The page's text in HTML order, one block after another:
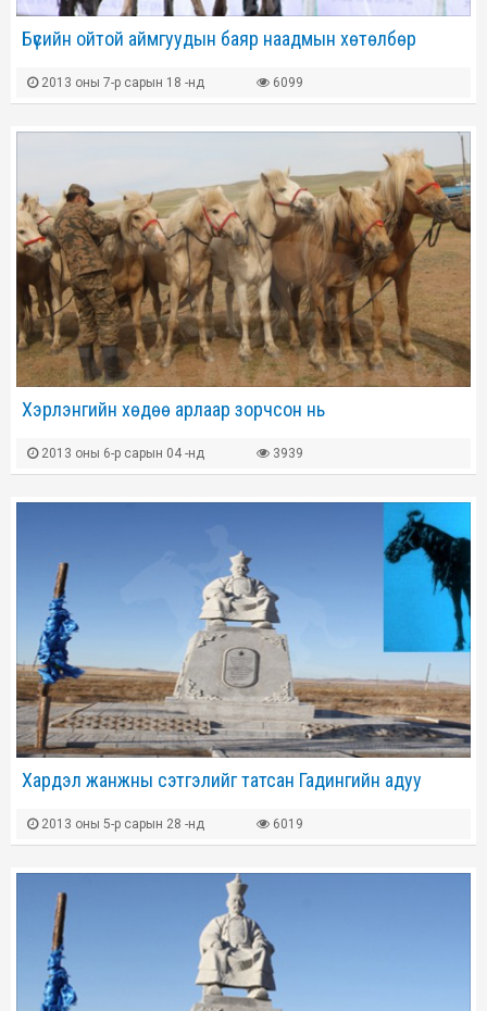
Бүсийн ойтой аймгуудын баяр наадмын хөтөлбөр
2013 оны 7-р сарын 18 -нд 6099
Хэрлэнгийн хөдөө арлаар зорчсон нь
2013 оны 6-р сарын 04 -нд 3939
Хардэл жанжны сэтгэлийг татсан Гадингийн адуу
2013 оны 5-р сарын 28 -нд 6019